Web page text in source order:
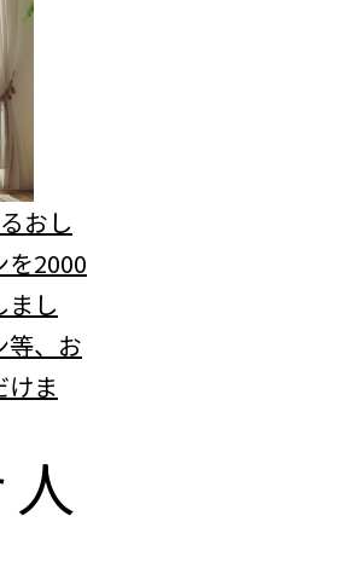
おし
を2000
まし
等、お
けま
人